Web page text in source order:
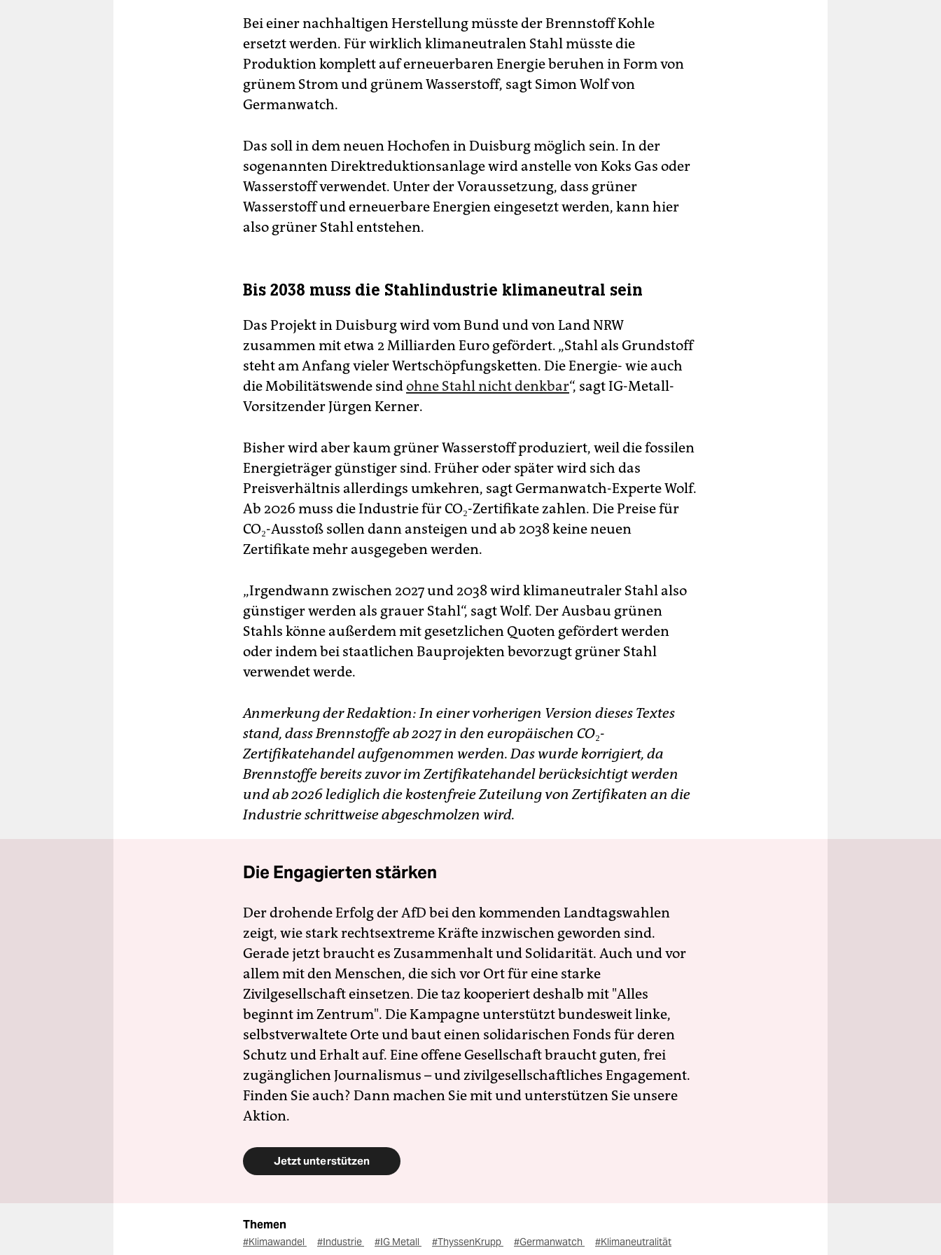
Bei einer nachhaltigen Herstellung müsste der Brennstoff Kohle
ersetzt werden. Für wirklich klimaneutralen Stahl müsste die
Produktion komplett auf erneuerbaren Energie beruhen in Form von
grünem Strom und grünem Wasserstoff, sagt Simon Wolf von
Germanwatch.
Das soll in dem neuen Hochofen in Duisburg möglich sein. In der
sogenannten Direktreduktionsanlage wird anstelle von Koks Gas oder
Wasserstoff verwendet. Unter der Voraussetzung, dass grüner
Wasserstoff und erneuerbare Energien eingesetzt werden, kann hier
also grüner Stahl entstehen.
Bis 2038 muss die Stahlindustrie klimaneutral sein
Das Projekt in Duisburg wird vom Bund und von Land NRW
zusammen mit etwa 2 Milliarden Euro gefördert. „Stahl als Grundstoff
steht am Anfang vieler Wertschöpfungsketten. Die Energie- wie auch
die Mobilitätswende sindohne Stahl nicht denkbar“, sagt IG-Metall-
Vorsitzender Jürgen Kerner.
Bisher wird aber kaum grüner Wasserstoff produziert, weil die fossilen
Energieträger günstiger sind. Früher oder später wird sich das
Preisverhältnis allerdings umkehren, sagt Germanwatch-Experte Wolf.
Ab 2026 muss die Industrie für CO₂-Zertifikate zahlen. Die Preise für
CO₂-Ausstoß sollen dann ansteigen und ab 2038 keine neuen
Zertifikate mehr ausgegeben werden.
„Irgendwann zwischen 2027 und 2038 wird klimaneutraler Stahl also
günstiger werden als grauer Stahl“, sagt Wolf. Der Ausbau grünen
Stahls könne außerdem mit gesetzlichen Quoten gefördert werden
oder indem bei staatlichen Bauprojekten bevorzugt grüner Stahl
verwendet werde.
Anmerkung der Redaktion: In einer vorherigen Version dieses Textes
stand, dass Brennstoffe ab 2027 in den europäischen CO₂-
Zertifikatehandel aufgenommen werden. Das wurde korrigiert, da
Brennstoffe bereits zuvor im Zertifikatehandel berücksichtigt werden
und ab 2026 lediglich die kostenfreie Zuteilung von Zertifikaten an die
Industrie schrittweise abgeschmolzen wird.
Die Engagierten stärken
Der drohende Erfolg der AfD bei den kommenden Landtagswahlen
zeigt, wie stark rechtsextreme Kräfte inzwischen geworden sind.
Gerade jetzt braucht es Zusammenhalt und Solidarität. Auch und vor
allem mit den Menschen, die sich vor Ort für eine starke
Zivilgesellschaft einsetzen. Die taz kooperiert deshalb mit "Alles
beginnt im Zentrum". Die Kampagne unterstützt bundesweit linke,
selbstverwaltete Orte und baut einen solidarischen Fonds für deren
Schutz und Erhalt auf. Eine offene Gesellschaft braucht guten, frei
zugänglichen Journalismus – und zivilgesellschaftliches Engagement.
Finden Sie auch? Dann machen Sie mit und unterstützen Sie unsere
Aktion.
Jetzt unterstützen
Themen
#Klimawandel #Industrie #IG Metall #ThyssenKrupp #Germanwatch #Klimaneutralität